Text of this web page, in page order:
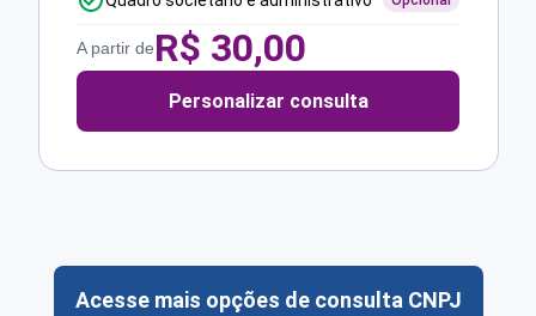
A partir deR$ 30,00
Personalizar consulta
Acesse mais opções de consulta CNPJ